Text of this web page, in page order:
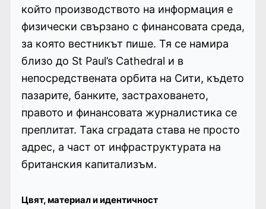
който производството на информация е
физически свързано с финансовата среда,
за която вестникът пише. Тя се намира
близо до St Paul’s Cathedral и в
непосредствената орбита на Сити, където
пазарите, банките, застраховането,
правото и финансовата журналистика се
преплитат. Така сградата става не просто
адрес, а част от инфраструктурата на
британския капитализъм.
Цвят, материал и идентичност